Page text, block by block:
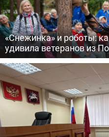
«Снежинка» и роботы:
удивила ветеранов из